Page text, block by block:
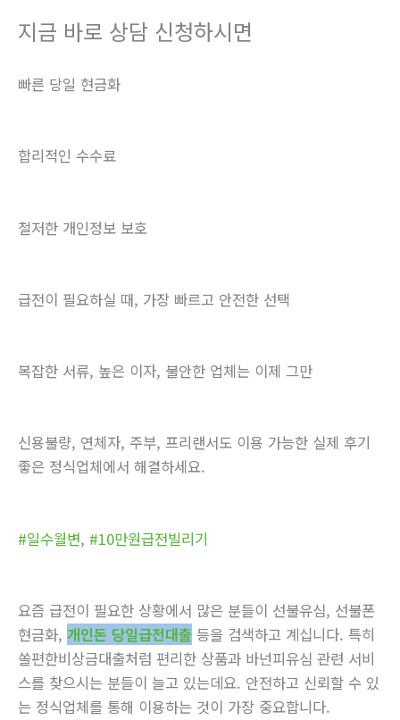
지금 바로 상담 신청하시면
빠른 당일 현금화
합리적인 수수료
철저한 개인정보 보호
급전이 필요하실 때, 가장 빠르고 안전한 선택
복잡한 서류, 높은 이자, 불안한 업체는 이제 그만
신용불량, 연체자, 주부, 프리랜서도 이용 가능한 실제 후기
좋은 정식업체에서 해결하세요.
#일수월변, #10만원급전빌리기
요즘 급전이 필요한 상황에서 많은 분들이 선불유심, 선불폰
현금화, 개인돈 당일급전대출 등을 검색하고 계십니다. 특히
쏠편한비상금대출처럼 편리한 상품과 바넌피유심 관련 서비
스를 찾으시는 분들이 늘고 있는데요. 안전하고 신뢰할 수 있
는 정식업체를 통해 이용하는 것이 가장 중요합니다.